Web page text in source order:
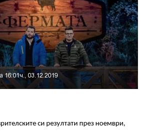
16:01ч., 03.12.2019
си резултати през ноември,